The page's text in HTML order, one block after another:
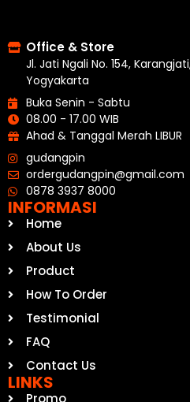
Office & Store
Jl. Jati Ngali No. 154,
Yogyakarta
Buka Senin - Sabtu
08.00 - 17.00 WIB
Ahad & Tanggal Merah LIBUR
gudangpin
ordergudangpin@gmail.com
0878 3937 8000
INFORMASI
Home
About Us
Product
How To Order
Testimonial
FAQ
Contact Us
LINKS
Promo